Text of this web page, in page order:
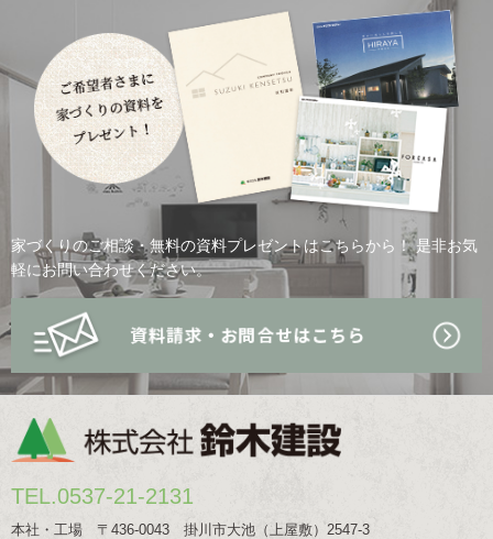
家づくりのご相談・無料の資料プレゼントはこちらから！是非お気
軽にお問い合わせください。
TEL.0537-21-2131
本社・工場 〒436-0043 掛川市大池（上屋敷）2547-3